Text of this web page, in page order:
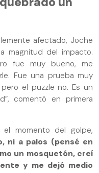
afectado, Joche
magnitud del impacto.
fue muy bueno, me
Fue una prueba muy
el puzzle no. Es un
comentó en primera
momento del golpe,
ni a palos (pensé en
un mosquetón, creí
y me dejó medio